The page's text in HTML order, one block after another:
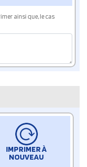
ainsi que, le cas
IMPRIMER À
NOUVEAU